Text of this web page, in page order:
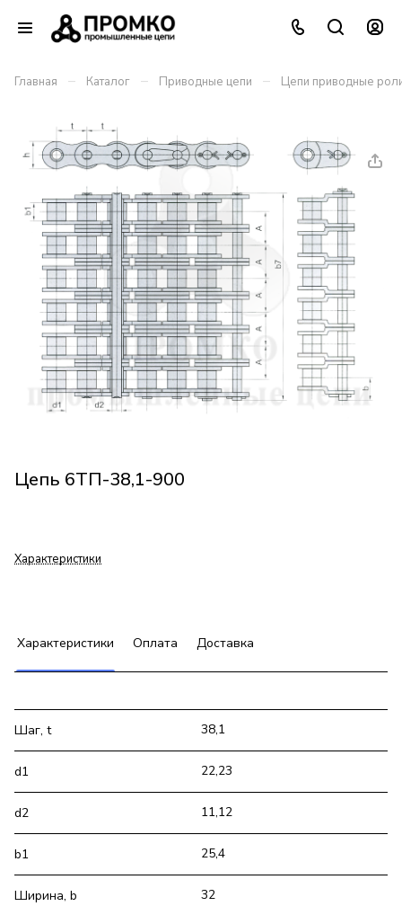
Главная – Каталог – Приводные цепи – Цепи приводные
Цепь 6ТП-38,1-900
Характеристики
Характеристики Оплата Доставка
Шаг, t 38,1
d1 22,23
d2 11,12
b1 25,4
Ширина, b 32